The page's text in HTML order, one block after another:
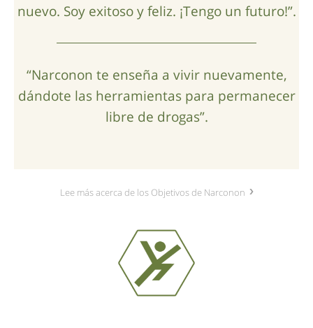
nuevo. Soy exitoso y feliz. ¡Tengo un futuro!”.
“Narconon te enseña a vivir nuevamente,
dándote las herramientas para permanecer
libre de drogas”.
Lee más acerca de los Objetivos de Narconon